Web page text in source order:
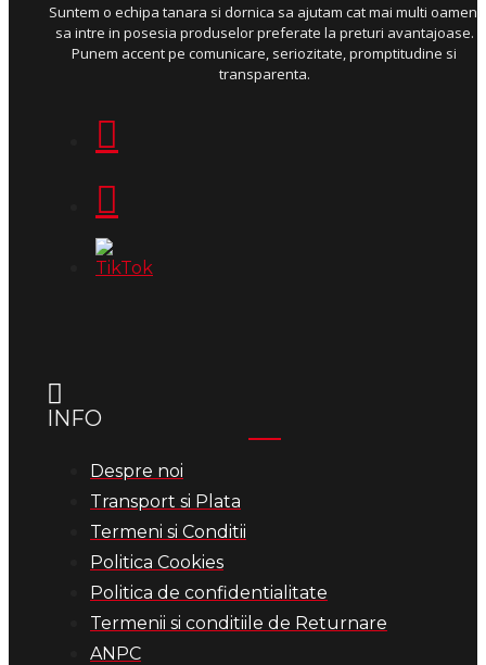
Suntem o echipa tanara si dornica sa ajutam cat mai multi oameni
sa intre in posesia produselor preferate la preturi avantajoase.
Punem accent pe comunicare, seriozitate, promptitudine si
transparenta.
INFO
Despre noi
Transport si Plata
Termeni si Conditii
Politica Cookies
Politica de confidentialitate
Termenii si conditiile de Returnare
ANPC